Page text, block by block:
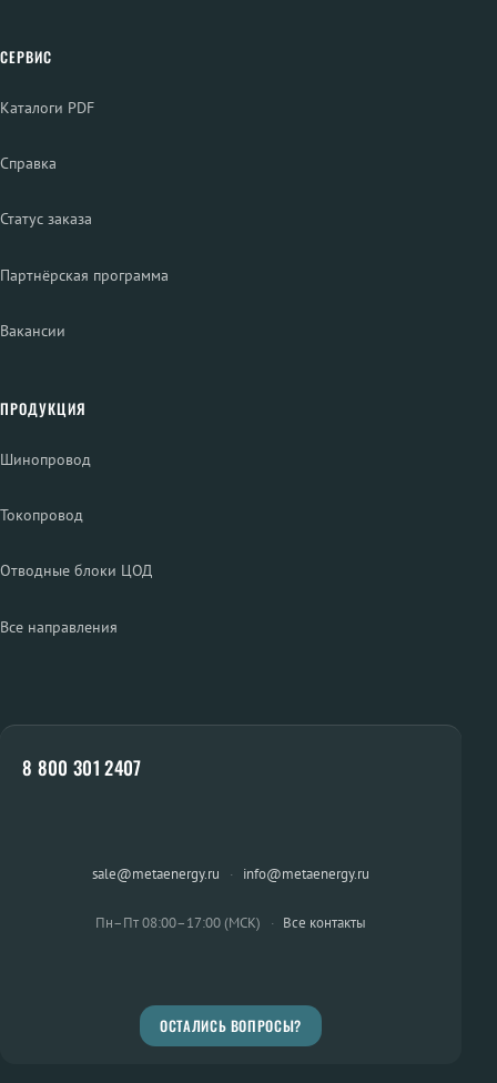
СЕРВИС
Каталоги PDF
Справка
Статус заказа
Партнёрская программа
Вакансии
ПРОДУКЦИЯ
Шинопровод
Токопровод
Отводные блоки ЦОД
Все направления
8 800 301 2407
sale@metaenergy.ru · info@metaenergy.ru
Пн–Пт 08:00–17:00 (МСК) · Все контакты
ОСТАЛИСЬ ВОПРОСЫ?